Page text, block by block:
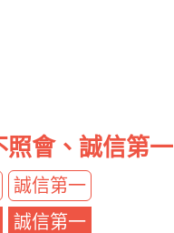
照會、誠信第一
誠信第一
誠信第一